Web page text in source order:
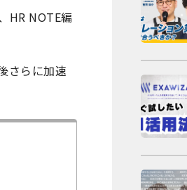
HR NOTE編
さらに加速